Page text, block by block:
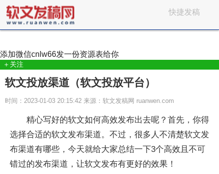
快捷发稿
添加微信cnlw66发一份资源表给你
＋关注
软文投放渠道（软文投放平台）
时间：2023-01-03 20:15:42 来源：软文发稿网 ruanwen.com
精心写好的软文如何高效发布出去呢？首先，你得
选择合适的软文发布渠道。不过，很多人不清楚软文发
布渠道有哪些，今天就给大家总结一下3个高效且不可
错过的发布渠道，让软文发布有更好的效果！